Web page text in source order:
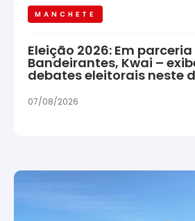
MANCHETE
Eleição 2026: Em
Bandeirantes, Kwai –
debates eleitorais neste
07/08/2026